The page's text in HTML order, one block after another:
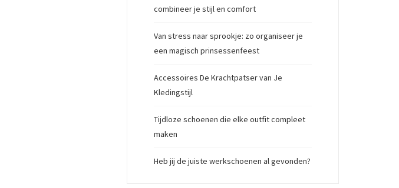
combineer je stijl en comfort
Van stress naar sprookje: zo organiseer je
een magisch prinsessenfeest
Accessoires De Krachtpatser van Je
Kledingstijl
Tijdloze schoenen die elke outfit compleet
maken
Heb jij de juiste werkschoenen al gevonden?